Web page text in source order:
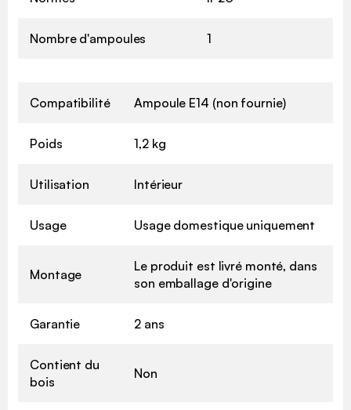
Nombre d'ampoules 1
Compatibilité Ampoule E14 (non fournie)
Poids 1,2 kg
Utilisation Intérieur
Usage Usage domestique uniquement
Montage
Le produit est livré monté, dans
son emballage d'origine
Garantie 2 ans
Contient du
bois
Non